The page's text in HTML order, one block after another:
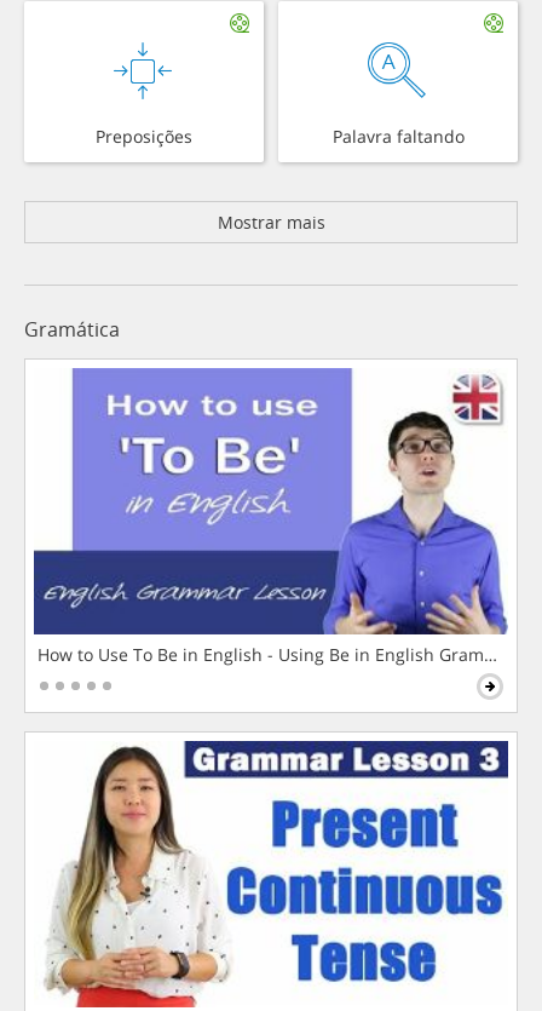
Preposições Palavra faltando
Mostrar mais
Gramática
How to Use To Be in English - Using Be in English Grammar